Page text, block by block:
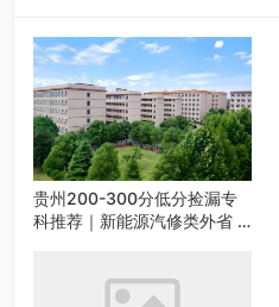
贵州200-300分低分捡漏专
科推荐｜新能源汽修类外省 5